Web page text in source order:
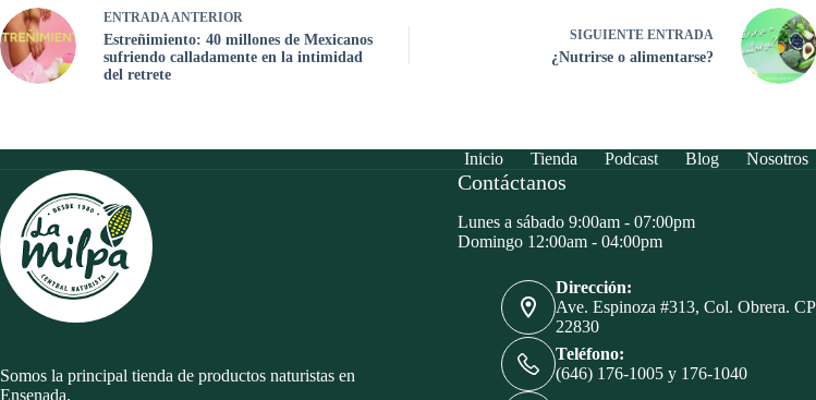
ENTRADAANTERIOR
Estreñimiento: 40 millones de Mexicanos
sufriendo calladamente en la intimidad
del retrete
SIGUIENTE ENTRADA
¿Nutrirse o alimentarse?
Inicio Tienda Podcast Blog Nosotros
Somos la principal tienda de productos naturistas en
Ensenada.
Contáctanos
Lunes a sábado 9:00am - 07:00pm
Domingo 12:00am - 04:00pm
Dirección:
Ave. Espinoza #313, Col. Obrera. CP
22830
Teléfono:
(646) 176-1005 y 176-1040